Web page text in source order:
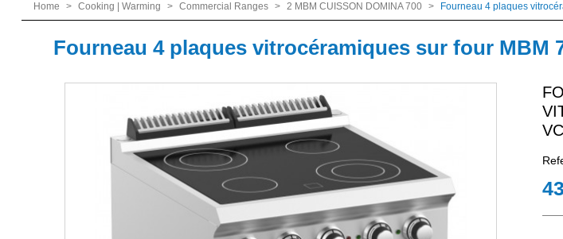
Home > Cooking | Warming > Commercial Ranges > 2 MBM CUISSON DOMINA 700 > Fourneau 4 plaques
Fourneau 4 plaques vitrocéramiques sur four MBM